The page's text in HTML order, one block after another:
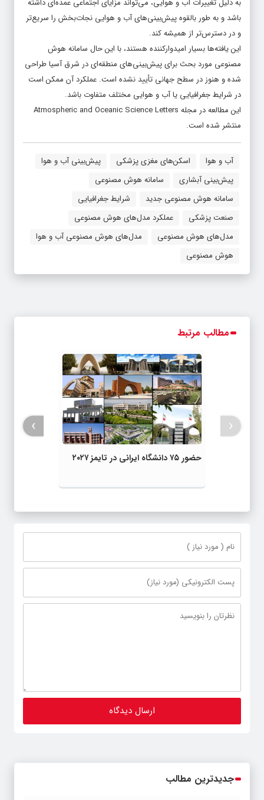
باشد و به طور بالقوه پیش‌بینی‌های آب و هوایی نجات‌بخش را سریع‌تر
و در دسترس‌تر از همیشه کند.
این یافته‌ها بسیار امیدوارکننده هستند، با این حال سامانه هوش
مصنوعی مورد بحث برای پیش‌بینی‌های منطقه‌ای در شرق آسیا طراحی
شده و هنوز در سطح جهانی تأیید نشده است. عملکرد آن ممکن است
در شرایط جغرافیایی یا آب و هوایی مختلف متفاوت باشد.
این مطالعه در مجله Atmospheric and Oceanic Science Letters
منتشر شده است.
آب و هوا اسکن‌های مغزی پزشکی
پیش‌بینی آب و هوا
پیش‌بینی آبشاری
سامانه هوش مصنوعی
سامانه هوش مصنوعی جدید
شرایط جغرافیایی
صنعت پزشکی
عملکرد مدل‌های هوش مصنوعی
مدل‌های هوش مصنوعی
مدل‌های هوش مصنوعی آب و هوا
هوش مصنوعی
مطالب مرتبط
حضور ۷۵ دانشگاه ایرانی در تایمز ۲۰۲۷
‹
›
جدیدترین مطالب